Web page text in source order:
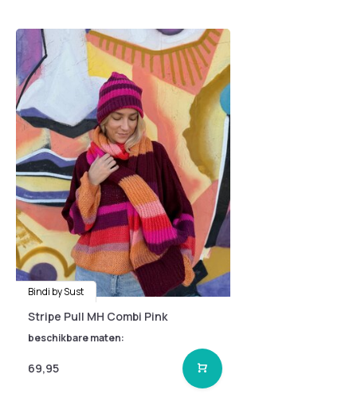
Bindi by Sust
Stripe Pull MH Combi Pink
beschikbare maten:
69,95